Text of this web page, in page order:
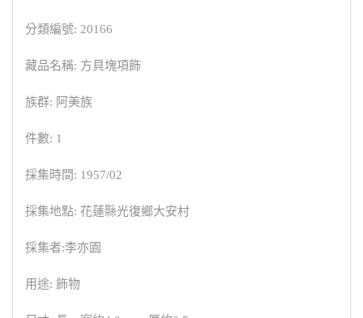
分類編號: 20166
藏品名稱: 方貝塊項飾
族群: 阿美族
件數: 1
採集時間: 1957/02
採集地點: 花蓮縣光復鄉大安村
採集者:李亦園
用途: 飾物